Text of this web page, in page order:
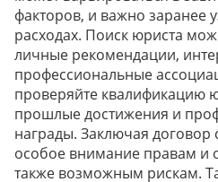
факторов, и важно заранее
расходах. Поиск юриста
личные рекомендации,
профессиональные
проверяйте квалификацию
прошлые достижения и
награды. Заключая договор
особое внимание правам и
также возможным рискам.